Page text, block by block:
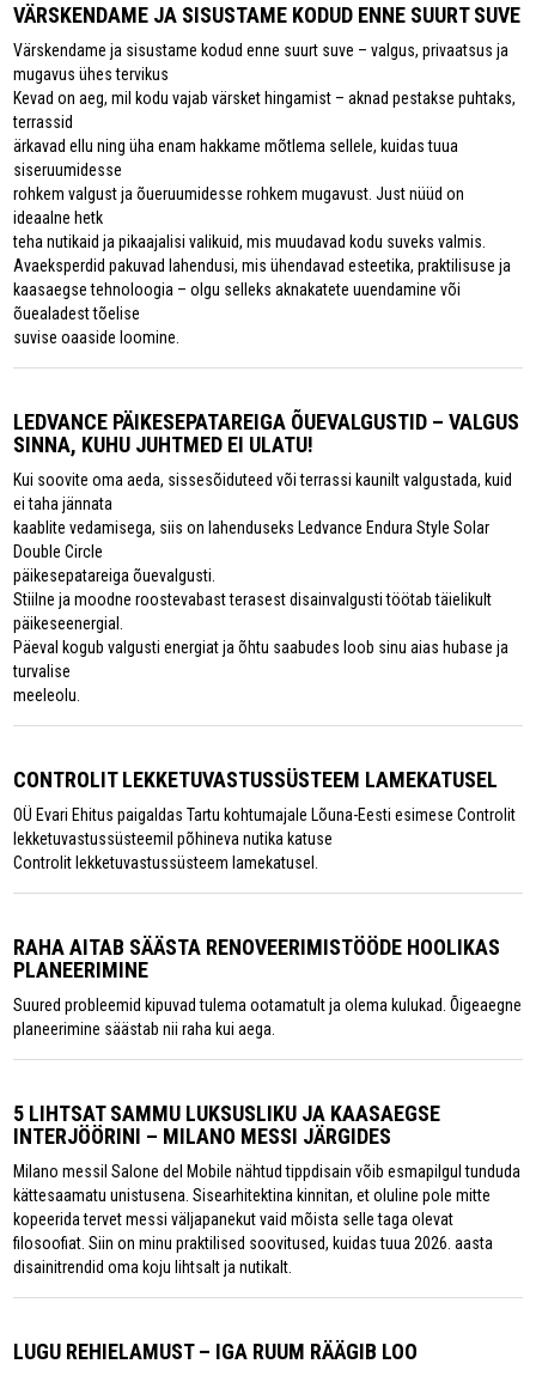
VÄRSKENDAME JA SISUSTAME KODUD ENNE SUURT SUVE
Värskendame ja sisustame kodud enne suurt suve – valgus, privaatsus ja
mugavus ühes tervikus
Kevad on aeg, mil kodu vajab värsket hingamist – aknad pestakse puhtaks,
terrassid
ärkavad ellu ning üha enam hakkame mõtlema sellele, kuidas tuua
siseruumidesse
rohkem valgust ja õueruumidesse rohkem mugavust. Just nüüd on
ideaalne hetk
teha nutikaid ja pikaajalisi valikuid, mis muudavad kodu suveks valmis.
Avaeksperdid pakuvad lahendusi, mis ühendavad esteetika, praktilisuse ja
kaasaegse tehnoloogia – olgu selleks aknakatete uuendamine või
õuealadest tõelise
suvise oaaside loomine.
LEDVANCE PÄIKESEPATAREIGA ÕUEVALGUSTID – VALGUS
SINNA, KUHU JUHTMED EI ULATU!
Kui soovite oma aeda, sissesõiduteed või terrassi kaunilt valgustada, kuid
ei taha jännata
kaablite vedamisega, siis on lahenduseks Ledvance Endura Style Solar
Double Circle
päikesepatareiga õuevalgusti.
Stiilne ja moodne roostevabast terasest disainvalgusti töötab täielikult
päikeseenergial.
Päeval kogub valgusti energiat ja õhtu saabudes loob sinu aias hubase ja
turvalise
meeleolu.
CONTROLIT LEKKETUVASTUSSÜSTEEM LAMEKATUSEL
OÜ Evari Ehitus paigaldas Tartu kohtumajale Lõuna-Eesti esimese Controlit
lekketuvastussüsteemil põhineva nutika katuse
Controlit lekketuvastussüsteem lamekatusel.
RAHA AITAB SÄÄSTA RENOVEERIMISTÖÖDE HOOLIKAS
PLANEERIMINE
Suured probleemid kipuvad tulema ootamatult ja olema kulukad. Õigeaegne
planeerimine säästab nii raha kui aega.
5 LIHTSAT SAMMU LUKSUSLIKU JA KAASAEGSE
INTERJÖÖRINI – MILANO MESSI JÄRGIDES
Milano messil Salone del Mobile nähtud tippdisain võib esmapilgul tunduda
kättesaamatu unistusena. Sisearhitektina kinnitan, et oluline pole mitte
kopeerida tervet messi väljapanekut vaid mõista selle taga olevat
filosoofiat. Siin on minu praktilised soovitused, kuidas tuua 2026. aasta
disainitrendid oma koju lihtsalt ja nutikalt.
LUGU REHIELAMUST – IGA RUUM RÄÄGIB LOO